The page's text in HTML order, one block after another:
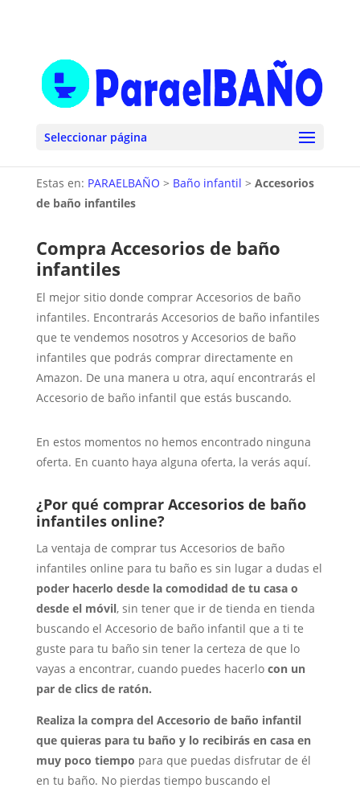
Seleccionar página
Estas en: PARAELBAÑO > Baño infantil > Accesorios
de baño infantiles
Compra Accesorios de baño
infantiles
El mejor sitio donde comprar Accesorios de baño
infantiles. Encontrarás Accesorios de baño infantiles
que te vendemos nosotros y Accesorios de baño
infantiles que podrás comprar directamente en
Amazon. De una manera u otra, aquí encontrarás el
Accesorio de baño infantil que estás buscando.
En estos momentos no hemos encontrado ninguna
oferta. En cuanto haya alguna oferta, la verás aquí.
¿Por qué comprar Accesorios de baño
infantiles online?
La ventaja de comprar tus Accesorios de baño
infantiles online para tu baño es sin lugar a dudas el
poder hacerlo desde la comodidad de tu casa o
desde el móvil, sin tener que ir de tienda en tienda
buscando el Accesorio de baño infantil que a ti te
guste para tu baño sin tener la certeza de que lo
vayas a encontrar, cuando puedes hacerlo con un
par de clics de ratón.
Realiza la compra del Accesorio de baño infantil
que quieras para tu baño y lo recibirás en casa en
muy poco tiempo para que puedas disfrutar de él
en tu baño. No pierdas tiempo buscando el